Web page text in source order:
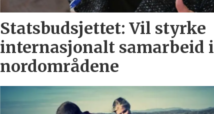
Statsbudsjettet: Vil styrke
internasjonalt samarbeid i
nordområdene